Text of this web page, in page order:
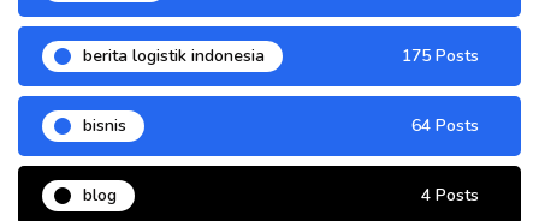
berita logistik indonesia 175 Posts
bisnis 64 Posts
blog 4 Posts